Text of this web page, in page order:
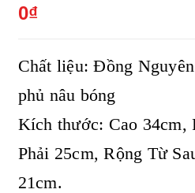
0₫
Chất liệu: Đồng
phủ nâu bóng
Kích thước: Cao 34cm,
Phải 25cm, Rộng Từ
21cm.